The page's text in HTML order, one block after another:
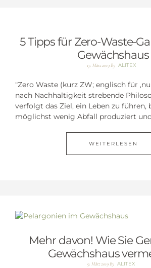
5 Tipps für Zero-Waste-
Gewächshaus
17. März 2019By ALITEX
"Zero Waste (kurz ZW; englisch für
nach Nachhaltigkeit strebende
verfolgt das Ziel, ein Leben zu führen,
möglichst wenig Abfall produziert
WEITERLESEN
Mehr davon! Wie Sie
Gewächshaus
9. März 2019By ALITEX